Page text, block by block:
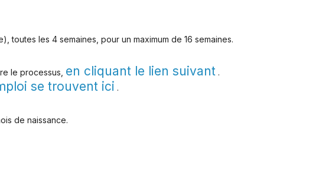
les 4 semaines, pour un maximum de 16 semaines.
le processus, en cliquant le lien suivant .
se trouvent ici .
de naissance.